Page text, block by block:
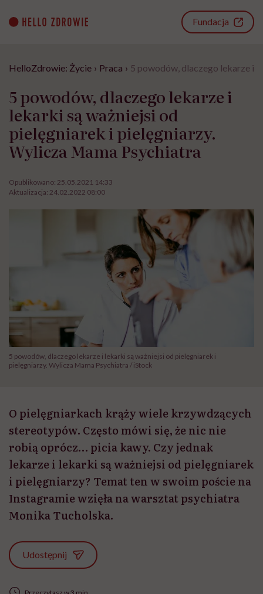
content
Fundacja
HelloZdrowie: Życie › Praca › 5 powodów, dlaczego lekarze i
5 powodów, dlaczego lekarze i
lekarki są ważniejsi od
pielęgniarek i pielęgniarzy.
Wylicza Mama Psychiatra
Opublikowano: 25.05.2021 14:33
Aktualizacja: 24.02.2022 08:00
5 powodów, dlaczego lekarze i lekarki są ważniejsi od pielęgniarek i
pielęgniarzy. Wylicza Mama Psychiatra / iStock
O pielęgniarkach krąży wiele krzywdzących
stereotypów. Często mówi się, że nic nie
robią oprócz… picia kawy. Czy jednak
lekarze i lekarki są ważniejsi od pielęgniarek
i pielęgniarzy? Temat ten w swoim poście na
Instagramie wzięła na warsztat psychiatra
Monika Tucholska.
Udostępnij
Przeczytasz w 3 min